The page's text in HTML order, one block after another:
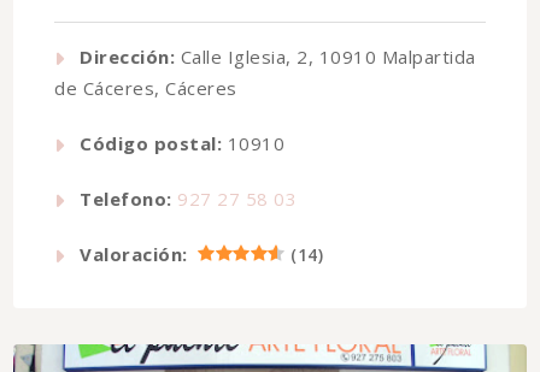
Dirección: Calle Iglesia, 2, 10910 Malpartida
de Cáceres, Cáceres
Código postal: 10910
Telefono: 927 27 58 03
Valoración: (14)